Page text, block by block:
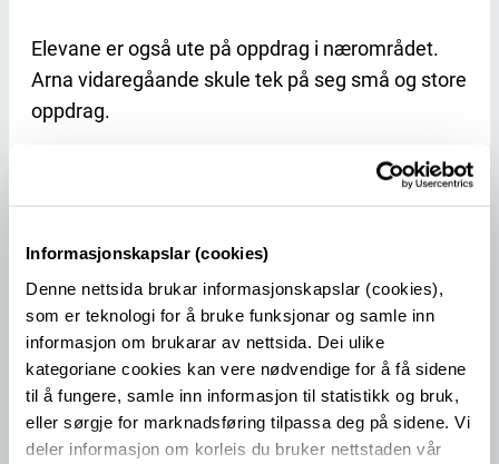
Informasjonskapslar (cookies)
Denne nettsida brukar informasjonskapslar (cookies),
som er teknologi for å bruke funksjonar og samle inn
informasjon om brukarar av nettsida. Dei ulike
kategoriane cookies kan vere nødvendige for å få sidene
til å fungere, samle inn informasjon til statistikk og bruk,
eller sørgje for marknadsføring tilpassa deg på sidene. Vi
deler informasjon om korleis du bruker nettstaden vår
Elevane er også ute på oppdrag i nærområdet.
Arna vidaregåande skule tek på seg små og store
oppdrag.
Vg2 Tømrar
Som tømrar kan du få mange ulike oppdrag, både
nybygg, ombygging, tilbygg, rehabilitering og
restaurering.